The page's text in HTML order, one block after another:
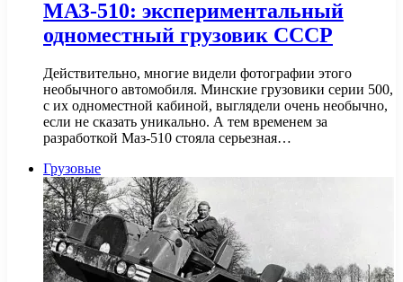
МАЗ-510: экспериментальный
одноместный грузовик СССР
Действительно, многие видели фотографии этого
необычного автомобиля. Минские грузовики серии 500,
с их одноместной кабиной, выглядели очень необычно,
если не сказать уникально. А тем временем за
разработкой Маз-510 стояла серьезная…
Грузовые